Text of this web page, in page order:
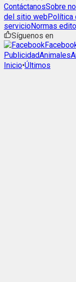
ContáctanosSobre
del sitio webPolítica
servicioNormas
Síguenos en
PublicidadAnimales
Inicio•Últimos